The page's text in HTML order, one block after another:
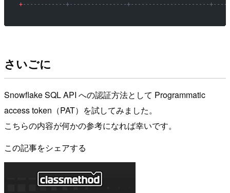
+------------+----------------+----------------------
さいごに
Snowflake SQL API への認証方法として Programmatic
access token（PAT）を試してみました。
こちらの内容が何かの参考になれば幸いです。
この記事をシェアする